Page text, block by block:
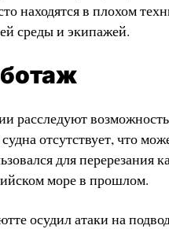
находятся в плохом
среды и экипажей.
расследуют
отсутствует, что
для перерезания
море в прошлом.
осудил атаки на